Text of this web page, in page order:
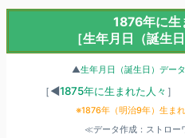
1876年に生
［生年月日（誕生
▲生年月日（誕生日）デー
［◀1875年に生まれた人々 ］
※1876年（明治9年）生ま
≪データ作成：ストロ